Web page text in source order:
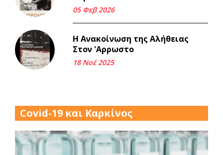
05 Φεβ 2026
Η Ανακοίνωση της Αλήθειας
Στον 'Αρρωστο
18 Νοέ 2025
(βαποράκια) μέρος
δεύτερον, με τον τρόπο του
06 Φεβ 2026
Covid-19 και Καρκίνος